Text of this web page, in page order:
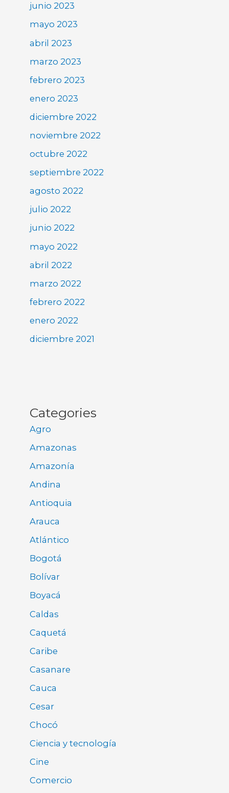
junio 2023
mayo 2023
abril 2023
marzo 2023
febrero 2023
enero 2023
diciembre 2022
noviembre 2022
octubre 2022
septiembre 2022
agosto 2022
julio 2022
junio 2022
mayo 2022
abril 2022
marzo 2022
febrero 2022
enero 2022
diciembre 2021
Categories
Agro
Amazonas
Amazonía
Andina
Antioquia
Arauca
Atlántico
Bogotá
Bolívar
Boyacá
Caldas
Caquetá
Caribe
Casanare
Cauca
Cesar
Chocó
Ciencia y tecnología
Cine
Comercio